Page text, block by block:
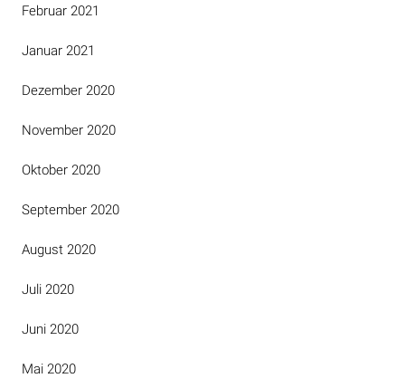
Februar 2021
Januar 2021
Dezember 2020
November 2020
Oktober 2020
September 2020
August 2020
Juli 2020
Juni 2020
Mai 2020